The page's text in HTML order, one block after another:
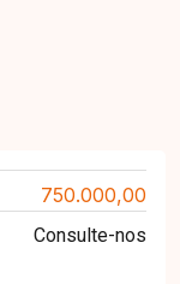
750.000,00
Consulte-nos